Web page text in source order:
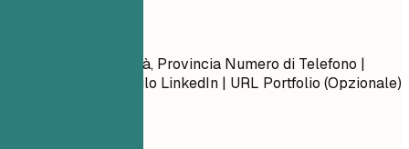
Nome Cognome Città, Provincia Numero di Telefono |
Indirizzo Email Profilo LinkedIn | URL Portfolio (Opzionale)